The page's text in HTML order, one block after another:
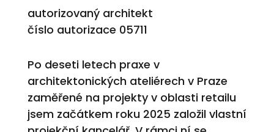
autorizovaný architekt
číslo autorizace 05711
Po deseti letech praxe v
architektonických ateliérech v Praze
zaměřené na projekty v oblasti retailu
jsem začátkem roku 2025 založil vlastní